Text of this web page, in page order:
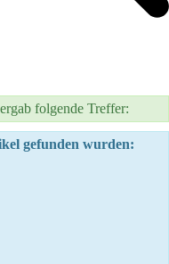
ergab folgende Treffer:
gefunden wurden: